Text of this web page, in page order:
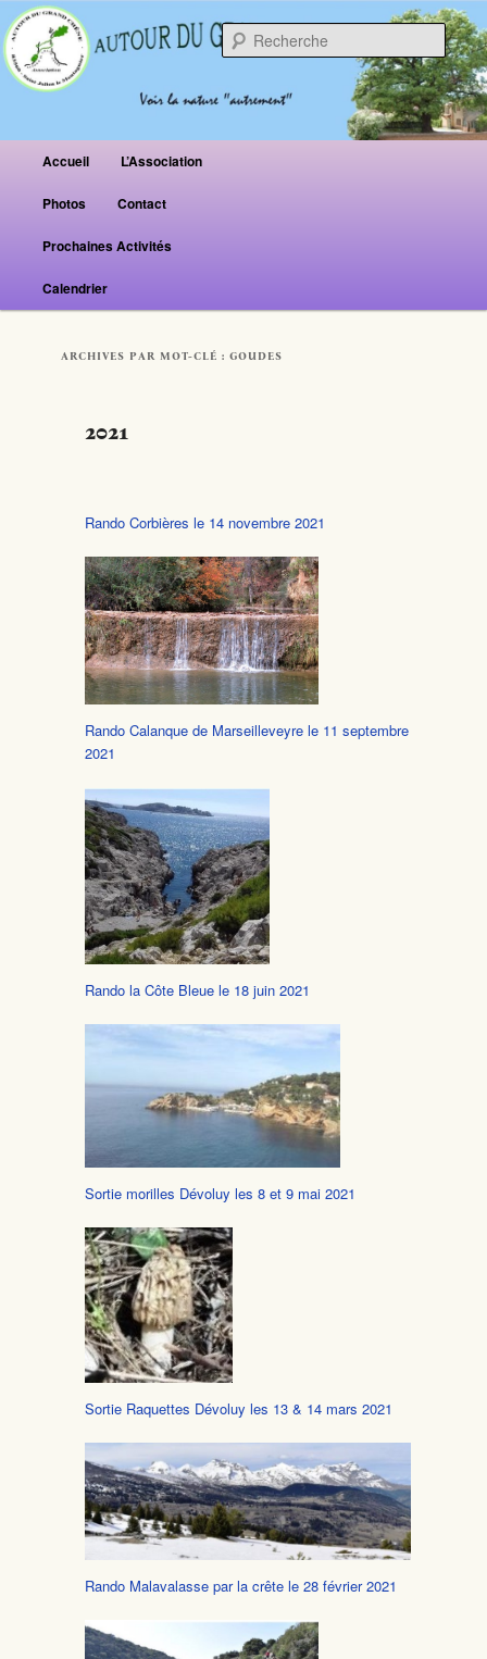
Menu principal
Aller au contenu principal
Aller au contenu secondaire
Accueil L’Association
Photos Contact
Prochaines Activités
Calendrier
ARCHIVES PAR MOT-CLÉ :GOUDES
2021
Rando Corbières le 14 novembre 2021
Rando Calanque de Marseilleveyre le 11 septembre
2021
Rando la Côte Bleue le 18 juin 2021
Sortie morilles Dévoluy les 8 et 9 mai 2021
Sortie Raquettes Dévoluy les 13 & 14 mars 2021
Rando Malavalasse par la crête le 28 février 2021